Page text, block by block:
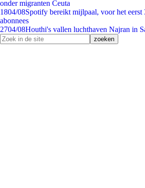
onder migranten Ceuta
1804/08Spotify bereikt mijlpaal, voor het
abonnees
2704/08Houthi's vallen luchthaven Najran in